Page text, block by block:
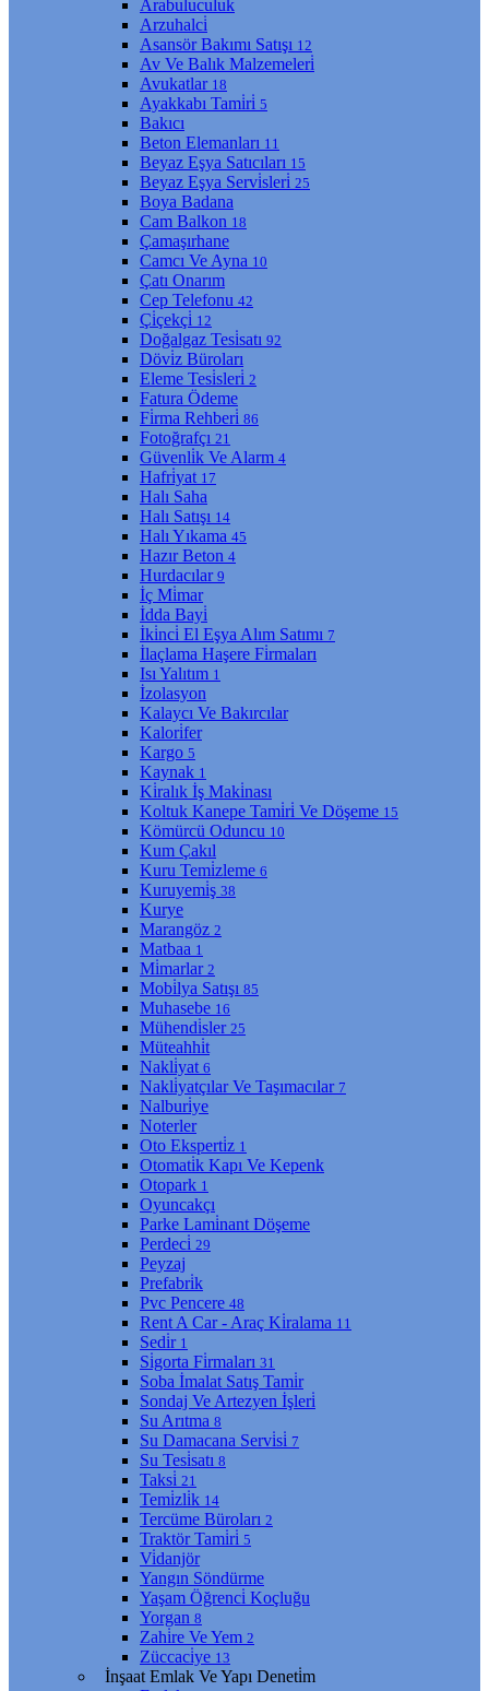
Arabuluculuk
Arzuhalci̇
Asansör Bakımı Satışı 12
Av Ve Balık Malzemeleri̇
Avukatlar 18
Ayakkabı Tami̇ri̇ 5
Bakıcı
Beton Elemanları 11
Beyaz Eşya Satıcıları 15
Beyaz Eşya Servi̇sleri̇ 25
Boya Badana
Cam Balkon 18
Çamaşırhane
Camcı Ve Ayna 10
Çatı Onarım
Cep Telefonu 42
Çi̇çekçi̇ 12
Doğalgaz Tesi̇satı 92
Dövi̇z Büroları
Eleme Tesi̇sleri̇ 2
Fatura Ödeme
Fi̇rma Rehberi̇ 86
Fotoğrafçı 21
Güvenli̇k Ve Alarm 4
Hafri̇yat 17
Halı Saha
Halı Satışı 14
Halı Yıkama 45
Hazır Beton 4
Hurdacılar 9
İç Mi̇mar
İdda Bayi̇
İki̇nci̇ El Eşya Alım Satımı 7
İlaçlama Haşere Fi̇rmaları
Isı Yalıtım 1
İzolasyon
Kalaycı Ve Bakırcılar
Kalori̇fer
Kargo 5
Kaynak 1
Ki̇ralık İş Maki̇nası
Koltuk Kanepe Tami̇ri̇ Ve Döşeme 15
Kömürcü Oduncu 10
Kum Çakıl
Kuru Temi̇zleme 6
Kuruyemi̇ş 38
Kurye
Marangöz 2
Matbaa 1
Mi̇marlar 2
Mobi̇lya Satışı 85
Muhasebe 16
Mühendi̇sler 25
Müteahhi̇t
Nakli̇yat 6
Nakli̇yatçılar Ve Taşımacılar 7
Nalburi̇ye
Noterler
Oto Eksperti̇z 1
Otomati̇k Kapı Ve Kepenk
Otopark 1
Oyuncakçı
Parke Lami̇nant Döşeme
Perdeci̇ 29
Peyzaj
Prefabri̇k
Pvc Pencere 48
Rent A Car - Araç Ki̇ralama 11
Sedi̇r 1
Si̇gorta Fi̇rmaları 31
Soba İmalat Satış Tami̇r
Sondaj Ve Artezyen İşleri̇
Su Arıtma 8
Su Damacana Servi̇si̇ 7
Su Tesi̇satı 8
Taksi̇ 21
Temi̇zli̇k 14
Tercüme Büroları 2
Traktör Tami̇ri̇ 5
Vi̇danjör
Yangın Söndürme
Yaşam Öğrenci̇ Koçluğu
Yorgan 8
Zahi̇re Ve Yem 2
Züccaci̇ye 13
İnşaat Emlak Ve Yapı Deneti̇m